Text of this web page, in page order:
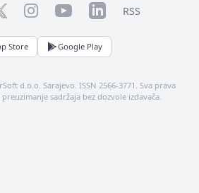
InstagramYouTubeLinkedInRSS
Store Google Play
d.o.o. Sarajevo. ISSN 2566-3771. Sva prava
sadržaja bez dozvole izdavača.